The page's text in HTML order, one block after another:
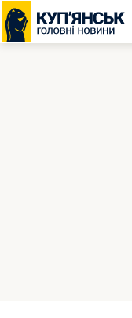
Перейти
до
вмісту